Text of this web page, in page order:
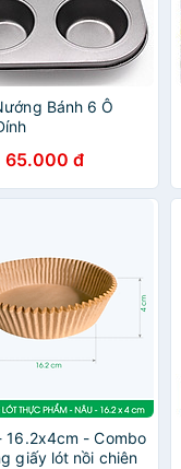
Bánh 6 Ô
65.000 đ
16.2x4cm - Combo
giấy lót nồi chiên